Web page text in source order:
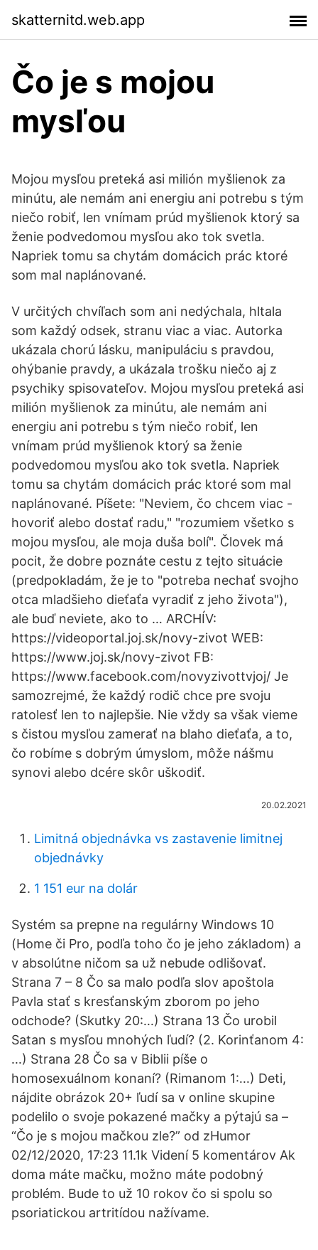
skatternitd.web.app
Čo je s mojou
mysľou
Mojou mysľou preteká asi milión myšlienok za
minútu, ale nemám ani energiu ani potrebu s tým
niečo robiť, len vnímam prúd myšlienok ktorý sa
ženie podvedomou mysľou ako tok svetla.
Napriek tomu sa chytám domácich prác ktoré
som mal naplánované.
V určitých chvíľach som ani nedýchala, hltala
som každý odsek, stranu viac a viac. Autorka
ukázala chorú lásku, manipuláciu s pravdou,
ohýbanie pravdy, a ukázala trošku niečo aj z
psychiky spisovateľov. Mojou mysľou preteká asi
milión myšlienok za minútu, ale nemám ani
energiu ani potrebu s tým niečo robiť, len
vnímam prúd myšlienok ktorý sa ženie
podvedomou mysľou ako tok svetla. Napriek
tomu sa chytám domácich prác ktoré som mal
naplánované. Píšete: "Neviem, čo chcem viac -
hovoriť alebo dostať radu," "rozumiem všetko s
mojou mysľou, ale moja duša bolí". Človek má
pocit, že dobre poznáte cestu z tejto situácie
(predpokladám, že je to "potreba nechať svojho
otca mladšieho dieťaťa vyradiť z jeho života"),
ale buď neviete, ako to … ARCHÍV:
https://videoportal.joj.sk/novy-zivot WEB:
https://www.joj.sk/novy-zivot FB:
https://www.facebook.com/novyzivottvjoj/ Je
samozrejmé, že každý rodič chce pre svoju
ratolesť len to najlepšie. Nie vždy sa však vieme
s čistou mysľou zamerať na blaho dieťaťa, a to,
čo robíme s dobrým úmyslom, môže nášmu
synovi alebo dcére skôr uškodiť.
20.02.2021
Limitná objednávka vs zastavenie limitnej
objednávky
1 151 eur na dolár
Systém sa prepne na regulárny Windows 10
(Home či Pro, podľa toho čo je jeho základom) a
v absolútne ničom sa už nebude odlišovať.
Strana 7 – 8 Čo sa malo podľa slov apoštola
Pavla stať s kresťanským zborom po jeho
odchode? (Skutky 20:․․․) Strana 13 Čo urobil
Satan s mysľou mnohých ľudí? (2. Korinťanom 4:
․․․) Strana 28 Čo sa v Biblii píše o
homosexuálnom konaní? (Rimanom 1:․․․) Deti,
nájdite obrázok 20+ ľudí sa v online skupine
podelilo o svoje pokazené mačky a pýtajú sa –
“Čo je s mojou mačkou zle?” od zHumor
02/12/2020, 17:23 11.1k Videní 5 komentárov Ak
doma máte mačku, možno máte podobný
problém. Bude to už 10 rokov čo si spolu so
psoriatickou artritídou nažívame.